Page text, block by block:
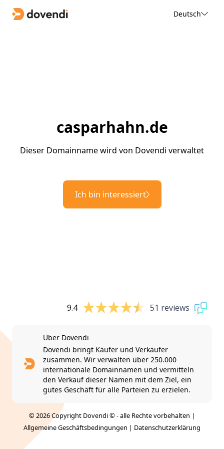
Deutsch
casparhahn.de
Dieser Domainname wird von Dovendi verwaltet
Ich bin interessiert
9.4 51 reviews
Über Dovendi
Dovendi bringt Käufer und Verkäufer
zusammen. Wir verwalten über 250.000
internationale Domainnamen und vermitteln
den Verkauf dieser Namen mit dem Ziel, ein
gutes Geschäft für alle Parteien zu erzielen.
© 2026 Copyright Dovendi © - alle Rechte vorbehalten |
Allgemeine Geschäftsbedingungen | Datenschutzerklärung